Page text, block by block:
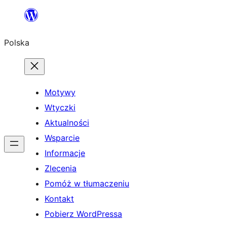
Przejdź
treści
Polska
Motywy
Wtyczki
Aktualności
Wsparcie
Informacje
Zlecenia
Pomóż w tłumaczeniu
Kontakt
Pobierz WordPressa